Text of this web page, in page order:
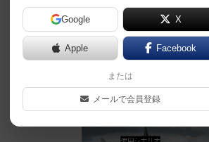
Google X
Apple Facebook
または
メールで会員登録